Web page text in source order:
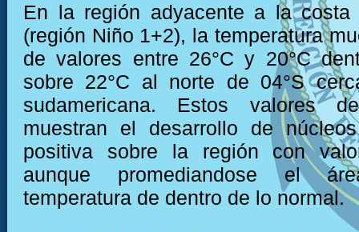
En la región adyacente a la costa
(región Niño 1+2), la temperatura
de valores entre 26°C y 20°C
sobre 22°C al norte de 04°S
sudamericana. Estos valores
muestran el desarrollo de
positiva sobre la región con
aunque promediandose el
temperatura de dentro de lo normal.